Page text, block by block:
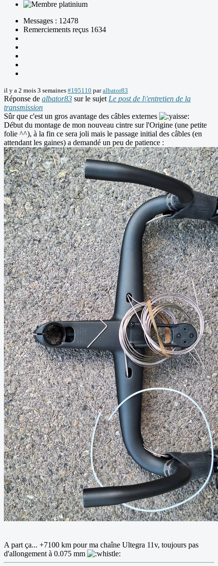
Messages : 12478
Remerciements reçus 1634
il y a 2 mois 3 semaines #195110 paralbator83
Réponse de albator83 sur le sujet Le post de l\'entretien de la
transmission
Sûr que c'est un gros avantage des câbles externes
Début du montage de mon nouveau cintre sur l'Origine (une petite
folie ^^), à la fin ce sera joli mais le passage initial des câbles (en
attendant les gaines) a demandé un peu de patience :
A part ça... +7100 km pour ma chaîne Ultegra 11v, toujours pas
d'allongement à 0.075 mm